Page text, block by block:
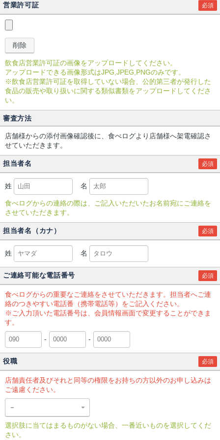
営業許可証 必須
飲食店営業許可証の画像をアップロードしてください。
アップロードできる画像形式はJPG,JPEG,PNGのみです。
※飲食店営業許可証を取得していない場合、公的第三者が発行した
食品の販売や取り扱いに関する類似書類をアップロードしてくださ
い。
審査方法
店舗様からの添付画像確認後に、食べログより店舗様へ架電確認さ
せていただきます。
担当者名 必須
姓 名
食べログからの連絡の際は、ご記入いただいたお名前宛にご連絡を
させていただきます。
担当者名（カナ） 必須
姓 名
ご連絡可能な電話番号 必須
食べログからの重要なご連絡をさせていただきます。担当者へご連
絡のつきやすい電話番（携帯電話等）をご記入ください。
※ご入力頂いた電話番号は、会員情報画面で変更することができま
す。
- -
役職 必須
店舗責任者及びそれと同等の権限をお持ちの方以外のお申し込みは
ご遠慮ください。
選択肢に当てはまるものがない場合、一番近いものを選択してくだ
さい。